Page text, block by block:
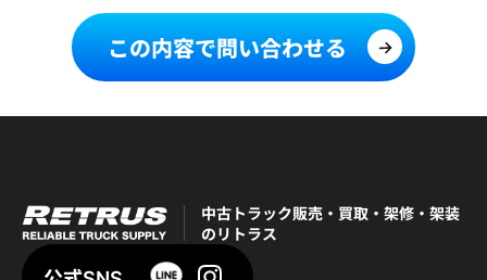
この内容で問い合わせる
中古トラック販売・買取・架修・架装
のリトラス